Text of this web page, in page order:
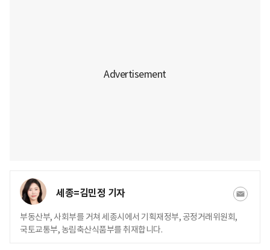
세종=김민정 기자
부동산부, 사회부를 거쳐 세종시에서 기획재정부, 공정거래위원회,
국토교통부, 농림축산식품부를 취재합니다.